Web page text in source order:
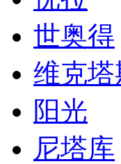
世奥得
维克塔
阳光
尼塔库